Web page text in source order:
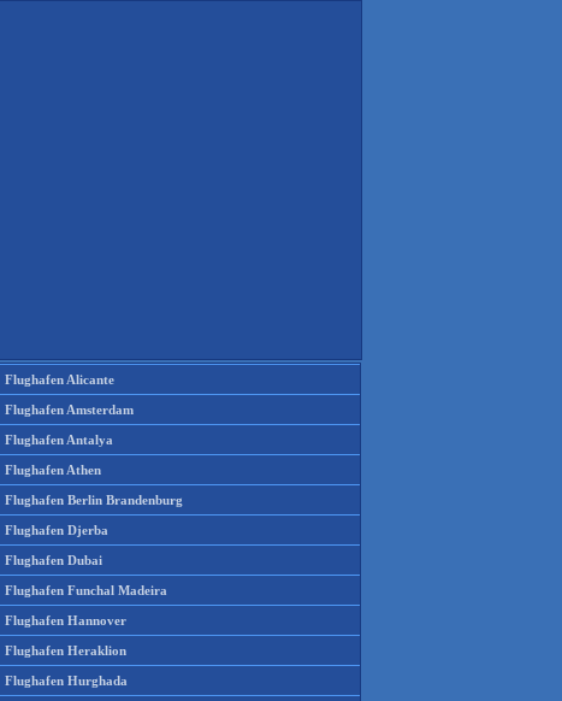
Flughafen Alicante
Flughafen Amsterdam
Flughafen Antalya
Flughafen Athen
Flughafen Berlin Brandenburg
Flughafen Djerba
Flughafen Dubai
Flughafen Funchal Madeira
Flughafen Hannover
Flughafen Heraklion
Flughafen Hurghada